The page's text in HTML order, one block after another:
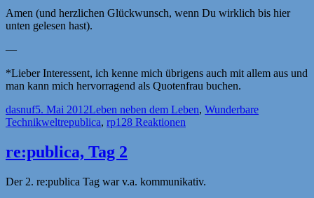
Amen (und herzlichen Glückwunsch, wenn Du wirklich bis hier
unten gelesen hast).
—
*Lieber Interessent, ich kenne mich übrigens auch mit allem aus und
man kann mich hervorragend als Quotenfrau buchen.
Autor
dasnufVeröffentlicht
am
5. Mai 2012Kategorien
Leben neben dem Leben, Wunderbare
TechnikweltSchlagwörter
republica, rp128 Reaktionen
re:publica, Tag 2
Der 2. re:publica Tag war v.a. kommunikativ.